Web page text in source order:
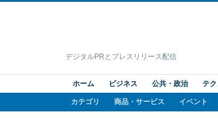
デジタルPRとプレスリリース配信
ホーム ビジネス 公共・政治 テ
カテゴリ 商品・サービス イベント